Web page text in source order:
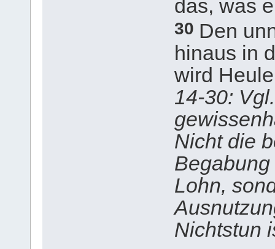
das, was
30 Den
hinaus in
wird
14-30:
Nicht die
Lohn,
Nichtstun